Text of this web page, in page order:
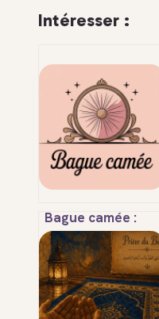
Intéresser :
Bague camée :
styles,
significations et
conseils pour bien
la choisir